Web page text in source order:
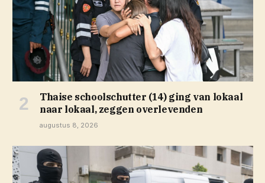
Thaise schoolschutter (14) ging van lokaal
naar lokaal, zeggen overlevenden
augustus 8, 2026